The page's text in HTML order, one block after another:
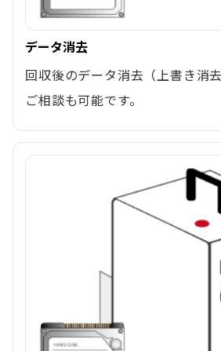
データ消去
回収後のデータ消去（上書き消
ご相談も可能です。